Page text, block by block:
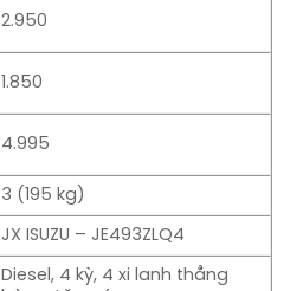
2.950
1.850
4.995
3 (195 kg)
JX ISUZU – JE493ZLQ4
Diesel, 4 kỳ, 4 xi lanh thẳng